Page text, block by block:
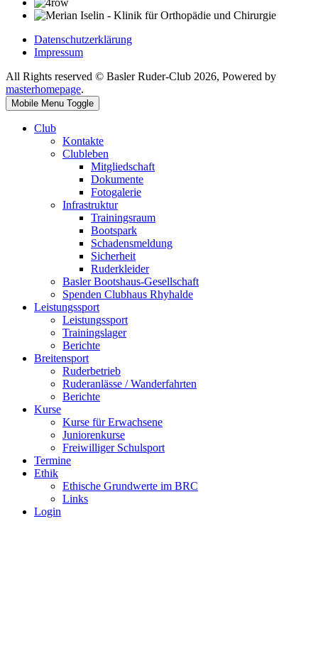
Datenschutzerklärung
Impressum
All Rights reserved © Basler Ruder-Club 2026, Powered by
masterhomepage.
Mobile Menu Toggle
Club
Kontakte
Clubleben
Mitgliedschaft
Dokumente
Fotogalerie
Infrastruktur
Trainingsraum
Bootspark
Schadensmeldung
Sicherheit
Ruderkleider
Basler Bootshaus-Gesellschaft
Spenden Clubhaus Rhyhalde
Leistungssport
Leistungssport
Trainingslager
Berichte
Breitensport
Ruderbetrieb
Ruderanlässe / Wanderfahrten
Berichte
Kurse
Kurse für Erwachsene
Juniorenkurse
Freiwilliger Schulsport
Termine
Ethik
Ethische Grundwerte im BRC
Links
Login